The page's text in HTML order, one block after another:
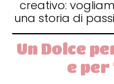
creativo:
una storia di
Un Dolce
e per